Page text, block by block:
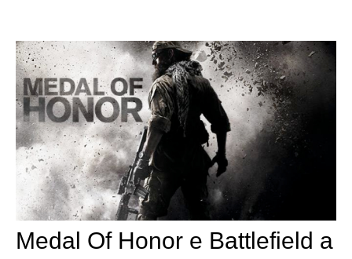
Medal Of Honor e Battlefield a